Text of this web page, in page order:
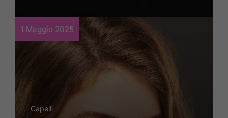
1 Maggio 2025
Capelli